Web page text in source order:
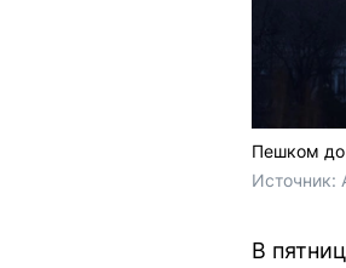
Пешком до
Источник:
В